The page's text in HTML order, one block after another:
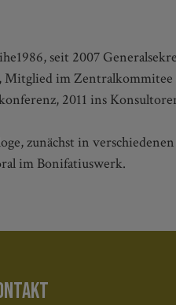
seit 2007
Mitglied im
2011 ins
zunächst in
im Bonifatiuswerk.